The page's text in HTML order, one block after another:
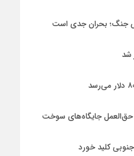
جنگ؛ بحران جدی است
شد
حق‌العمل جایگاه‌های سوخت
کلید خورد